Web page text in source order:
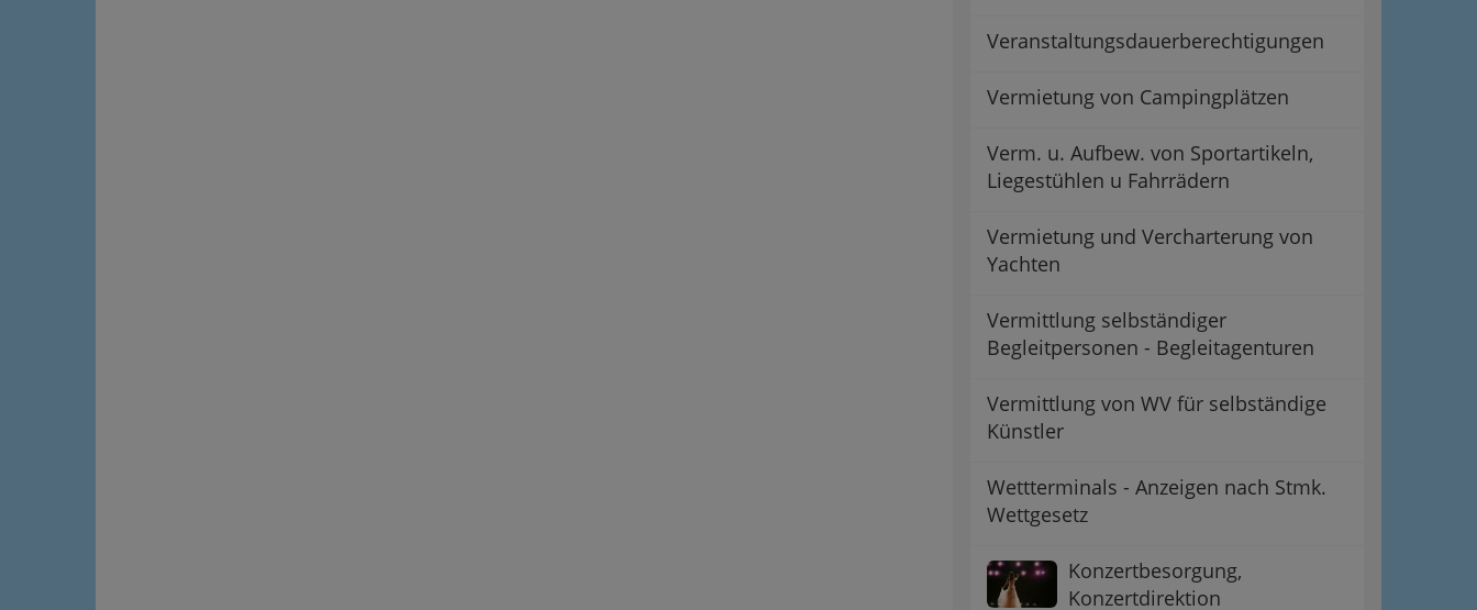
Veranstaltungsdauerberechtigungen
Vermietung von Campingplätzen
Verm. u. Aufbew. von Sportartikeln,
Liegestühlen u Fahrrädern
Vermietung und Vercharterung von
Yachten
Vermittlung selbständiger
Begleitpersonen - Begleitagenturen
Vermittlung von WV für selbständige
Künstler
Wettterminals - Anzeigen nach Stmk.
Wettgesetz
Konzertbesorgung,
Konzertdirektion